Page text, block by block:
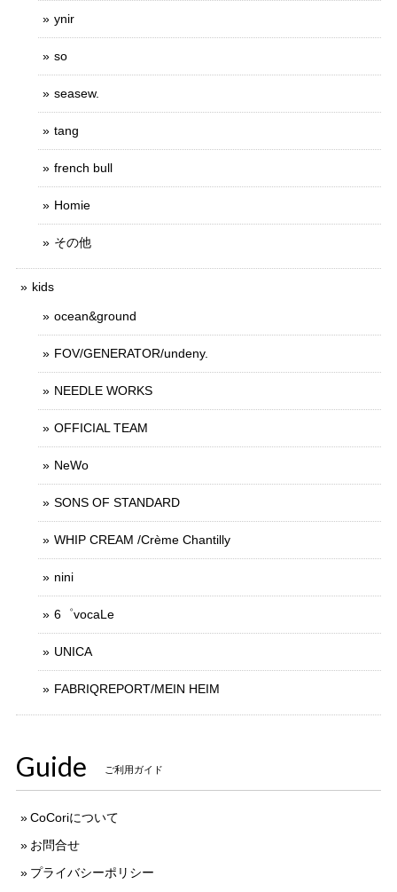
ynir
so
seasew.
tang
french bull
Homie
その他
kids
ocean&ground
FOV/GENERATOR/undeny.
NEEDLE WORKS
OFFICIAL TEAM
NeWo
SONS OF STANDARD
WHIP CREAM /Crème Chantilly
nini
6゜vocaLe
UNICA
FABRIQREPORT/MEIN HEIM
Guide ご利用ガイド
CoCoriについて
お問合せ
プライバシーポリシー